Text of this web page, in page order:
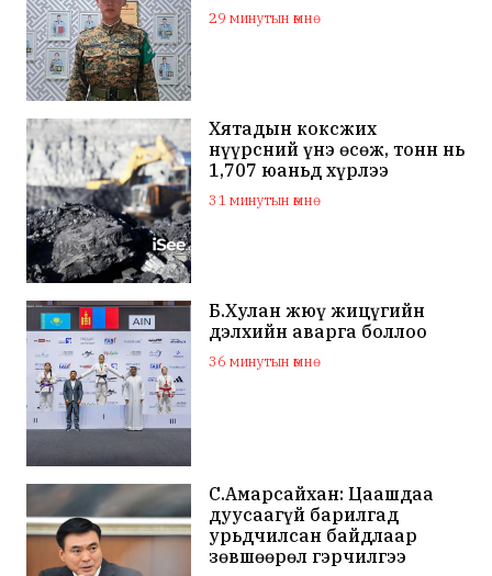
29 минутын өмнө
Хятадын коксжих
нүүрсний үнэ өсөж, тонн нь
1,707 юаньд хүрлээ
31 минутын өмнө
Б.Хулан жюү жицүгийн
дэлхийн аварга боллоо
36 минутын өмнө
С.Амарсайхан: Цаашдаа
дуусаагүй барилгад
урьдчилсан байдлаар
зөвшөөрөл гэрчилгээ